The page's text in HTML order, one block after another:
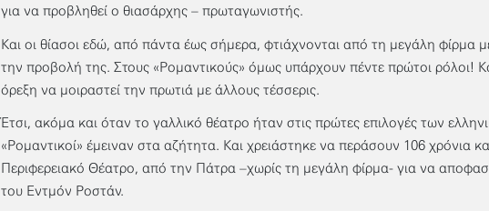
για να προβληθεί ο θιασάρχης – πρωταγωνιστής.
Και οι θίασοι εδώ, από πάντα έως σήμερα, φτιάχνονται από τη μεγάλη φίρμα
την προβολή της. Στους «Ρομαντικούς» όμως υπάρχουν πέντε πρώτοι ρόλοι!
όρεξη να μοιραστεί την πρωτιά με άλλους τέσσερις.
Έτσι, ακόμα και όταν το γαλλικό θέατρο ήταν στις πρώτες επιλογές των
«Ρομαντικοί» έμειναν στα αζήτητα. Και χρειάστηκε να περάσουν 106 χρόνια
Περιφερειακό Θέατρο, από την Πάτρα –χωρίς τη μεγάλη φίρμα- για να
του Εντμόν Ροστάν.